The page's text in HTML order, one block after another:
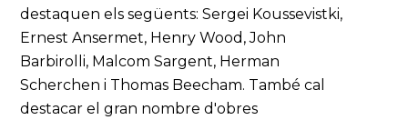
destaquen els següents: Sergei Koussevistki,
Ernest Ansermet, Henry Wood, John
Barbirolli, Malcom Sargent, Herman
Scherchen i Thomas Beecham. També cal
destacar el gran nombre d'obres